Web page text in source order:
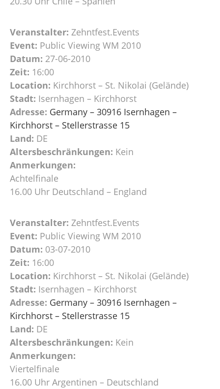
Veranstalter: Zehntfest.Events
Event: Public Viewing WM 2010
Datum: 27-06-2010
Zeit: 16:00
Location: Kirchhorst – St. Nikolai (Gelände)
Stadt: Isernhagen – Kirchhorst
Adresse: Germany – 30916 Isernhagen –
Kirchhorst – Stellerstrasse 15
Land: DE
Altersbeschränkungen: Kein
Anmerkungen:
Achtelfinale
16.00 Uhr Deutschland – England
Veranstalter: Zehntfest.Events
Event: Public Viewing WM 2010
Datum: 03-07-2010
Zeit: 16:00
Location: Kirchhorst – St. Nikolai (Gelände)
Stadt: Isernhagen – Kirchhorst
Adresse: Germany – 30916 Isernhagen –
Kirchhorst – Stellerstrasse 15
Land: DE
Altersbeschränkungen: Kein
Anmerkungen:
Viertelfinale
16.00 Uhr Argentinen – Deutschland